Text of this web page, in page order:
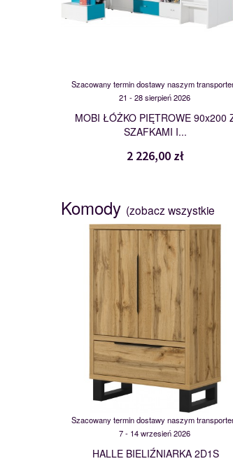
Szacowany termin dostawy naszym
21 - 28 sierpień 2026
MOBI ŁÓŻKO PIĘTROWE 90x200
SZAFKAMI I...
2 226,00 zł
Komody (zobacz wszystkie
24N0NG38
114980
Szacowany termin dostawy naszym
7 - 14 wrzesień 2026
HALLE BIELIŹNIARKA 2D1S